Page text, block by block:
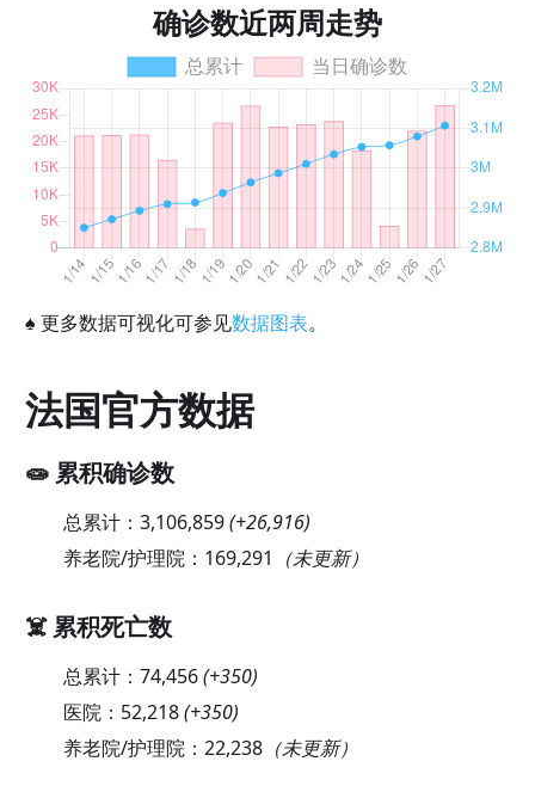
确诊数近两周走势
♠ 更多数据可视化可参见数据图表。
法国官方数据
🧫 累积确诊数
总累计： 3,106,859(+26,916)
养老院/护理院： 169,291 （未更新）
☠️ 累积死亡数
总累计： 74,456(+350)
医院： 52,218(+350)
养老院/护理院： 22,238（未更新）